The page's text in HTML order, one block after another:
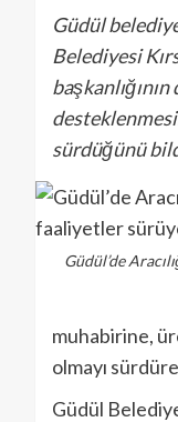
Güdül
Belediyesi
sürdüğünü
Güdül’de
muhabirine,
olmayı
Güdül